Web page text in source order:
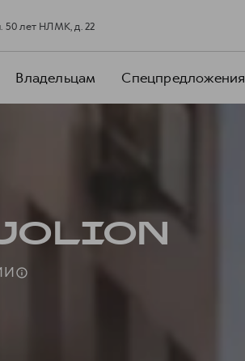
50 лет НЛМК, д. 22
Владельцам Спецпредложения